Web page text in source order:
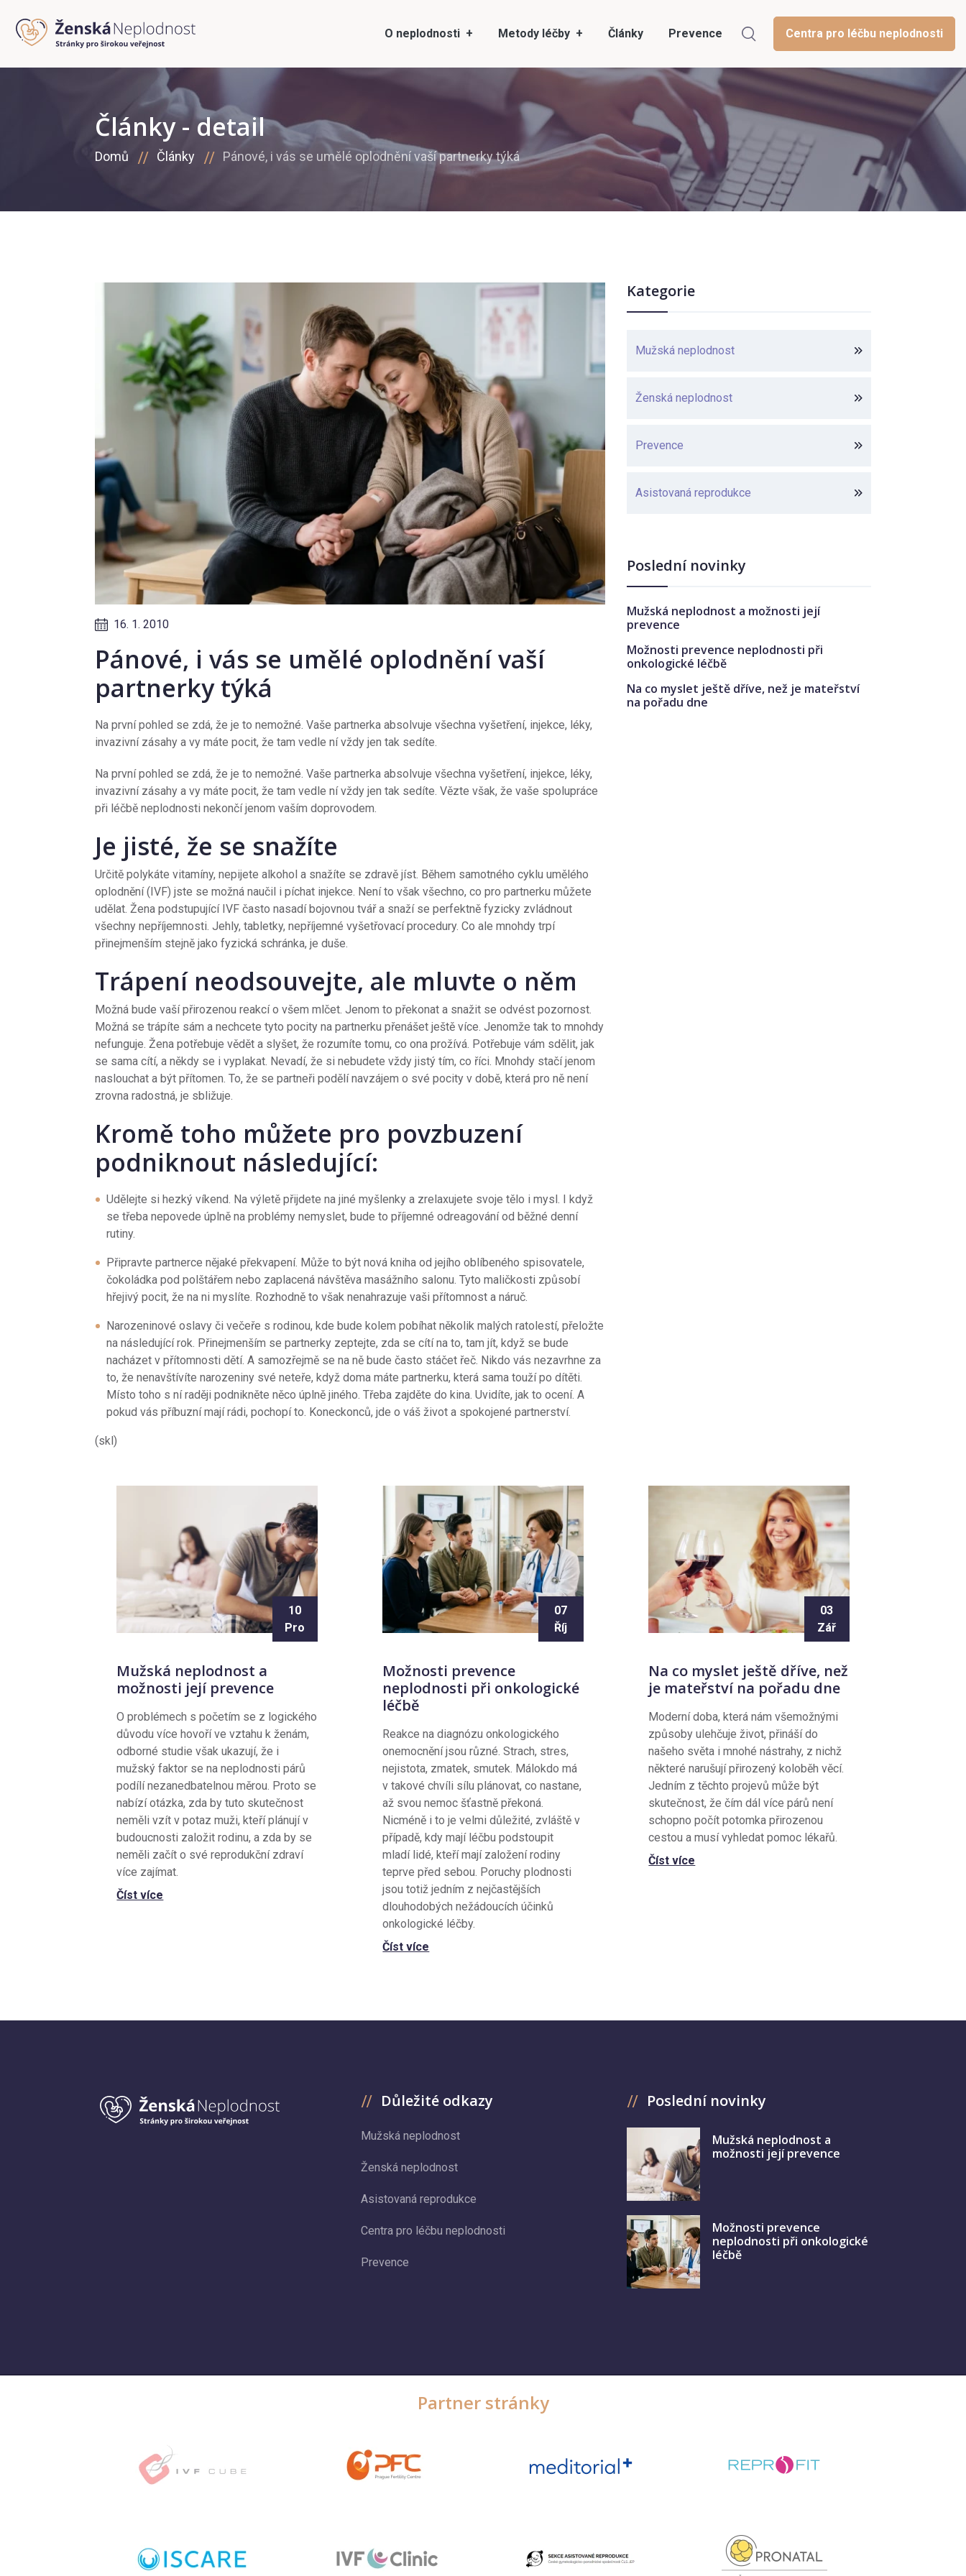
O neplodnosti Metody léčby Články Prevence Centra pro léčbu neplodnosti
Články - detail
Domů Články Pánové, i vás se umělé oplodnění vaší partnerky týká
16. 1. 2010
Pánové, i vás se umělé oplodnění vaší
partnerky týká
Na první pohled se zdá, že je to nemožné. Vaše partnerka absolvuje všechna vyšetření, injekce, léky,
invazivní zásahy a vy máte pocit, že tam vedle ní vždy jen tak sedíte.
Na první pohled se zdá, že je to nemožné. Vaše partnerka absolvuje všechna vyšetření, injekce, léky,
invazivní zásahy a vy máte pocit, že tam vedle ní vždy jen tak sedíte. Vězte však, že vaše spolupráce
při léčbě neplodnosti nekončí jenom vaším doprovodem.
Je jisté, že se snažíte
Určitě polykáte vitamíny, nepijete alkohol a snažíte se zdravě jíst. Během samotného cyklu umělého
oplodnění (IVF) jste se možná naučil i píchat injekce. Není to však všechno, co pro partnerku můžete
udělat. Žena podstupující IVF často nasadí bojovnou tvář a snaží se perfektně fyzicky zvládnout
všechny nepříjemnosti. Jehly, tabletky, nepříjemné vyšetřovací procedury. Co ale mnohdy trpí
přinejmenším stejně jako fyzická schránka, je duše.
Trápení neodsouvejte, ale mluvte o něm
Možná bude vaší přirozenou reakcí o všem mlčet. Jenom to překonat a snažit se odvést pozornost.
Možná se trápíte sám a nechcete tyto pocity na partnerku přenášet ještě více. Jenomže tak to mnohdy
nefunguje. Žena potřebuje vědět a slyšet, že rozumíte tomu, co ona prožívá. Potřebuje vám sdělit, jak
se sama cítí, a někdy se i vyplakat. Nevadí, že si nebudete vždy jistý tím, co říci. Mnohdy stačí jenom
naslouchat a být přítomen. To, že se partneři podělí navzájem o své pocity v době, která pro ně není
zrovna radostná, je sbližuje.
Kromě toho můžete pro povzbuzení
podniknout následující:
Udělejte si hezký víkend. Na výletě přijdete na jiné myšlenky a zrelaxujete svoje tělo i mysl. I když
se třeba nepovede úplně na problémy nemyslet, bude to příjemné odreagování od běžné denní
rutiny.
Připravte partnerce nějaké překvapení. Může to být nová kniha od jejího oblíbeného spisovatele,
čokoládka pod polštářem nebo zaplacená návštěva masážního salonu. Tyto maličkosti způsobí
hřejivý pocit, že na ni myslíte. Rozhodně to však nenahrazuje vaši přítomnost a náruč.
Narozeninové oslavy či večeře s rodinou, kde bude kolem pobíhat několik malých ratolestí, přeložte
na následující rok. Přinejmenším se partnerky zeptejte, zda se cítí na to, tam jít, když se bude
nacházet v přítomnosti dětí. A samozřejmě se na ně bude často stáčet řeč. Nikdo vás nezavrhne za
to, že nenavštívíte narozeniny své neteře, když doma máte partnerku, která sama touží po dítěti.
Místo toho s ní raději podnikněte něco úplně jiného. Třeba zajděte do kina. Uvidíte, jak to ocení. A
pokud vás příbuzní mají rádi, pochopí to. Koneckonců, jde o váš život a spokojené partnerství.
(skl)
Kategorie
Mužská neplodnost
Ženská neplodnost
Prevence
Asistovaná reprodukce
Poslední novinky
Mužská neplodnost a možnosti její
prevence
Možnosti prevence neplodnosti při
onkologické léčbě
Na co myslet ještě dříve, než je mateřství
na pořadu dne
10
Pro
Mužská neplodnost a
možnosti její prevence
O problémech s početím se z logického
důvodu více hovoří ve vztahu k ženám,
odborné studie však ukazují, že i
mužský faktor se na neplodnosti párů
podílí nezanedbatelnou měrou. Proto se
nabízí otázka, zda by tuto skutečnost
neměli vzít v potaz muži, kteří plánují v
budoucnosti založit rodinu, a zda by se
neměli začít o své reprodukční zdraví
více zajímat.
Číst více
07
Říj
Možnosti prevence
neplodnosti při onkologické
léčbě
Reakce na diagnózu onkologického
onemocnění jsou různé. Strach, stres,
nejistota, zmatek, smutek. Málokdo má
v takové chvíli sílu plánovat, co nastane,
až svou nemoc šťastně překoná.
Nicméně i to je velmi důležité, zvláště v
případě, kdy mají léčbu podstoupit
mladí lidé, kteří mají založení rodiny
teprve před sebou. Poruchy plodnosti
jsou totiž jedním z nejčastějších
dlouhodobých nežádoucích účinků
onkologické léčby.
Číst více
03
Zář
Na co myslet ještě dříve, než
je mateřství na pořadu dne
Moderní doba, která nám všemožnými
způsoby ulehčuje život, přináší do
našeho světa i mnohé nástrahy, z nichž
některé narušují přirozený koloběh věcí.
Jedním z těchto projevů může být
skutečnost, že čím dál více párů není
schopno počít potomka přirozenou
cestou a musí vyhledat pomoc lékařů.
Číst více
Důležité odkazy
Mužská neplodnost
Ženská neplodnost
Asistovaná reprodukce
Centra pro léčbu neplodnosti
Prevence
Poslední novinky
Mužská neplodnost a
možnosti její prevence
Možnosti prevence
neplodnosti při onkologické
léčbě
Partner stránky